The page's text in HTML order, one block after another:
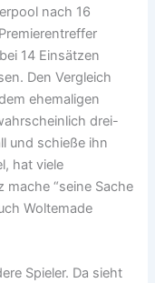
nach 16
14 Einsätzen
Den Vergleich
ehemaligen
drei-
und schieße ihn
hat viele
mache “seine Sache
Woltemade
Spieler. Da sieht